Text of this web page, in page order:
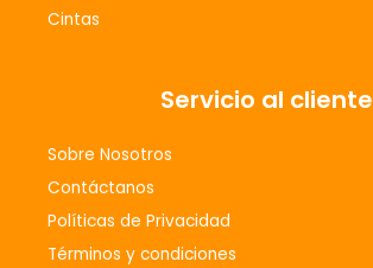
Cintas
Servicio al cliente
Sobre Nosotros
Contáctanos
Políticas de Privacidad
Términos y condiciones